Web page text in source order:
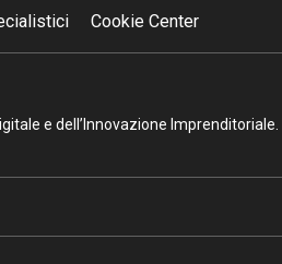
Cookie Center
e dell’Innovazione